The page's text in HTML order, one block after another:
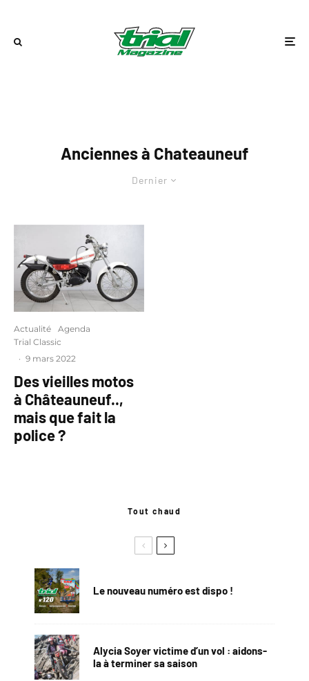
Anciennes à Chateauneuf
Dernier
Actualité
Agenda
Trial Classic
· 9 mars 2022
Des vieilles motos
à Châteauneuf..,
mais que fait la
police ?
Tout chaud
Le nouveau numéro est dispo !
Alycia Soyer victime d’un vol : aidons-
la à terminer sa saison